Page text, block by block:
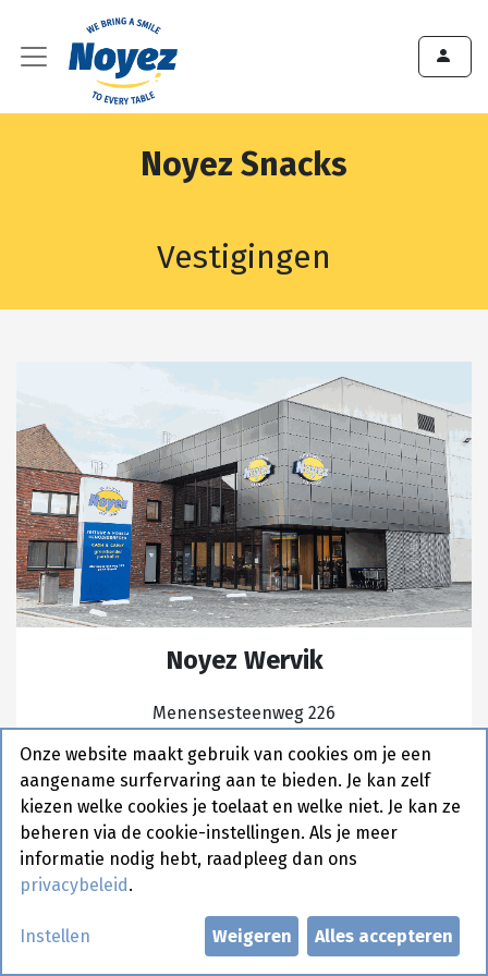
Noyez Snacks
Vestigingen
Noyez Wervik
Menensesteenweg 226
België
T: 056 21 48 56
E: bestel@noyezsnacks.be
​Maandag tot vrijdag: ​​9:00 – 18:00
Onze website maakt gebruik van cookies om je een
aangename surfervaring aan te bieden. Je kan zelf
kiezen welke cookies je toelaat en welke niet. Je kan ze
beheren via de cookie-instellingen. Als je meer
informatie nodig hebt, raadpleeg dan ons
privacybeleid .
Instellen Weigeren Alles accepteren